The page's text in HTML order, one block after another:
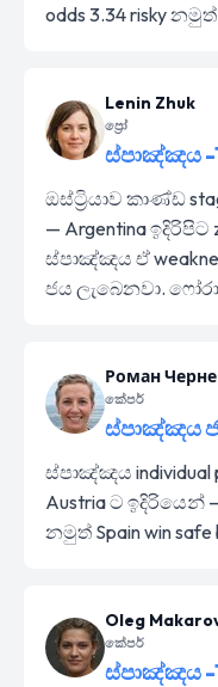
odds 3.34 risky
Lenin Zhuk
ප්‍රෝ
ස්පාඤ්ඤය -
ඔස්ට්‍රියාව කාණ්ඩ
— Argentina ඉදිරිපිට
ස්පාඤ්ඤය ඒ
ජය ලැබෙනවා. ෆෝරා
Роман
කේපර්
ස්පාඤ්ඤය
ස්පාඤ්ඤය individual
Austria ට ඉදිරියෙන් —
නමුත් Spain win safe
Oleg
කේපර්
ස්පාඤ්ඤය -